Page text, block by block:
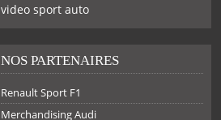
video sport auto
NOS PARTENAIRES
Renault Sport F1
Merchandising Audi